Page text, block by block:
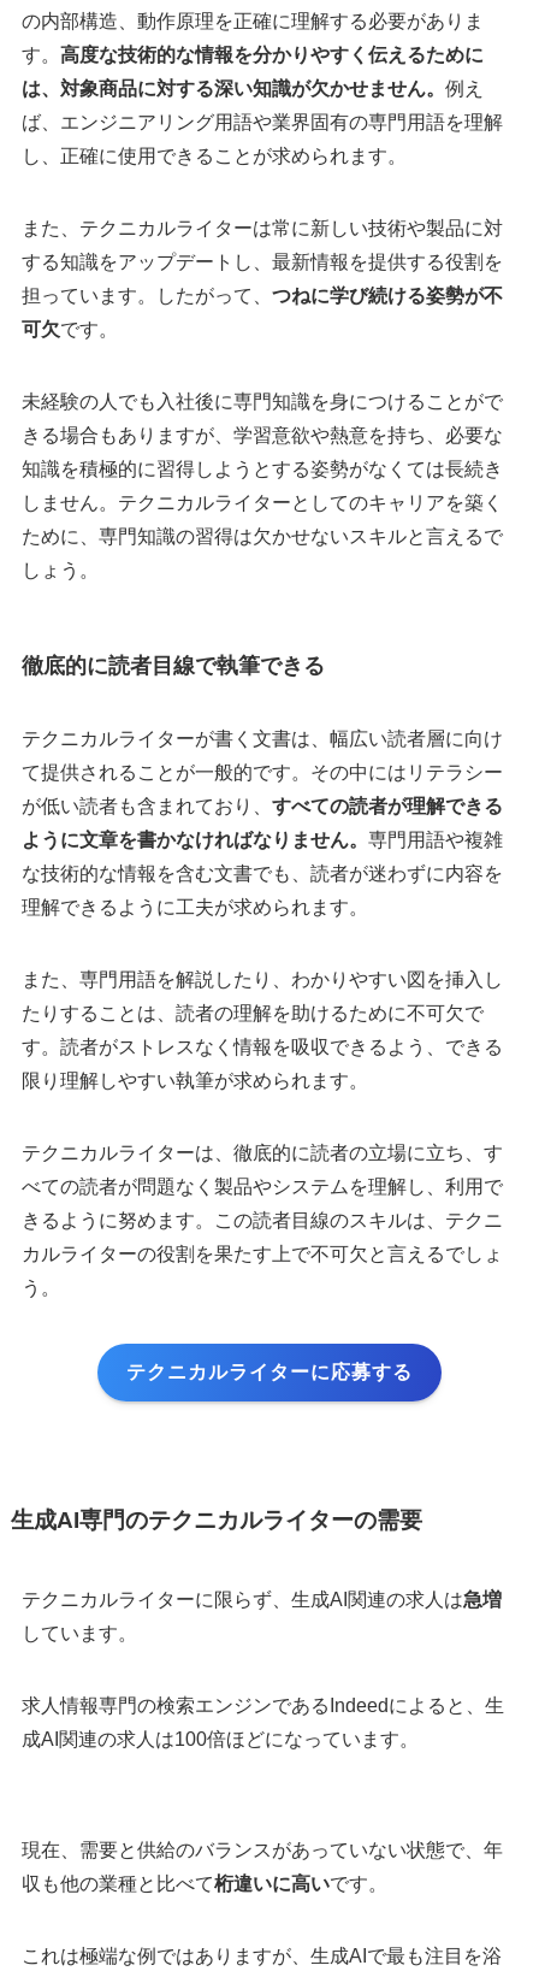
の内部構造、動作原理を正確に理解する必要がありま
す。 高度な技術的な情報を分かりやすく伝えるために
は、対象商品に対する深い知識が欠かせません。 例え
ば、エンジニアリング用語や業界固有の専門用語を理解
し、正確に使用できることが求められます。
また、テクニカルライターは常に新しい技術や製品に対
する知識をアップデートし、最新情報を提供する役割を
担っています。したがって、 つねに学び続ける姿勢が不
可欠です。
未経験の人でも入社後に専門知識を身につけることがで
きる場合もありますが、学習意欲や熱意を持ち、必要な
知識を積極的に習得しようとする姿勢がなくては長続き
しません。テクニカルライターとしてのキャリアを築く
ために、専門知識の習得は欠かせないスキルと言えるで
しょう。
徹底的に読者目線で執筆できる
テクニカルライターが書く文書は、幅広い読者層に向け
て提供されることが一般的です。その中にはリテラシー
が低い読者も含まれており、 すべての読者が理解できる
ように文章を書かなければなりません。 専門用語や複雑
な技術的な情報を含む文書でも、読者が迷わずに内容を
理解できるように工夫が求められます。
また、専門用語を解説したり、わかりやすい図を挿入し
たりすることは、読者の理解を助けるために不可欠で
す。読者がストレスなく情報を吸収できるよう、できる
限り理解しやすい執筆が求められます。
テクニカルライターは、徹底的に読者の立場に立ち、す
べての読者が問題なく製品やシステムを理解し、利用で
きるように努めます。この読者目線のスキルは、テクニ
カルライターの役割を果たす上で不可欠と言えるでしょ
う。
テクニカルライターに応募する
生成AI専門のテクニカルライターの需要
テクニカルライターに限らず、生成AI関連の求人は急増
しています。
求人情報専門の検索エンジンであるIndeedによると、生
成AI関連の求人は100倍ほどになっています。
現在、需要と供給のバランスがあっていない状態で、年
収も他の業種と比べて桁違いに高いです。
これは極端な例ではありますが、生成AIで最も注目を浴